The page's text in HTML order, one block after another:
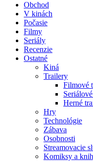
Obchod
V kinách
Počasie
Filmy
Seriály
Recenzie
Ostatné
Kiná
Trailery
Filmové
Herné
Hry
Technológie
Zábava
Osobnosti
Streamovacie
Komiksy a